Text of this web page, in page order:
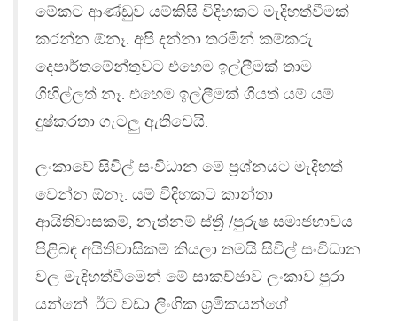
මේකට ආණ්ඩුව යම්කිසි විදිහකට මැදිහත්වීමක්
කරන්න ඕනෑ. අපි දන්නා තරමින් කම්කරු
දෙපාර්තමේන්තුවට එහෙම ඉල්ලීමක් තාම
ගිහිල්ලත් නෑ. එහෙම ඉල්ලීමක් ගියත් යම් යම්
දුෂ්කරතා ගැටලු ඇතිවෙයි.
ලංකාවේ සිවිල් සංවිධාන මේ ප්‍රශ්නයට මැදිහත්
වෙන්න ඕනෑ. යම් විදිහකට කාන්තා
ආයිතිවාසකම්, නැත්නම් ස්ත්‍රී /පුරුෂ සමාජභාවය
පිළිබඳ අයිතිවාසිකම් කියලා තමයි සිවිල් සංවිධාන
වල මැදිහත්වීමෙන් මේ සාකච්ඡාව ලංකාව පුරා
යන්නේ. ඊට වඩා ලිංගික ශ්‍රමිකයන්ගේ